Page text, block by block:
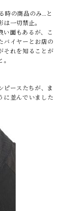
時の商品のみ…と
一切禁止。
い面もあるが、こ
バイヤーとお店の
それを知ることが
ピースたちが、ま
に並んでいました